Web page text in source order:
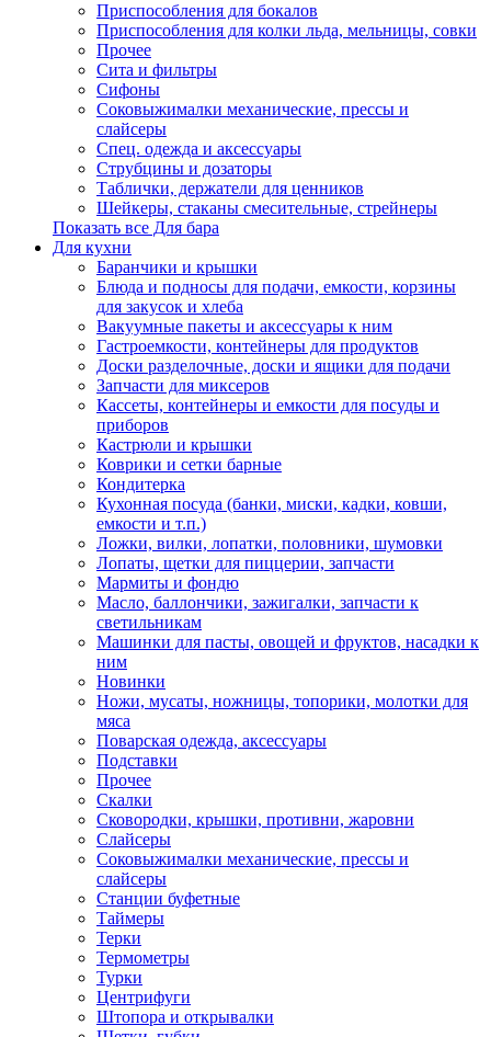
Приспособления для бокалов
Приспособления для колки льда, мельницы, совки
Прочее
Сита и фильтры
Сифоны
Соковыжималки механические, прессы и
слайсеры
Спец. одежда и аксессуары
Струбцины и дозаторы
Таблички, держатели для ценников
Шейкеры, стаканы смесительные, стрейнеры
Показать все Для бара
Для кухни
Баранчики и крышки
Блюда и подносы для подачи, емкости, корзины
для закусок и хлеба
Вакуумные пакеты и аксессуары к ним
Гастроемкости, контейнеры для продуктов
Доски разделочные, доски и ящики для подачи
Запчасти для миксеров
Кассеты, контейнеры и емкости для посуды и
приборов
Кастрюли и крышки
Коврики и сетки барные
Кондитерка
Кухонная посуда (банки, миски, кадки, ковши,
емкости и т.п.)
Ложки, вилки, лопатки, половники, шумовки
Лопаты, щетки для пиццерии, запчасти
Мармиты и фондю
Масло, баллончики, зажигалки, запчасти к
светильникам
Машинки для пасты, овощей и фруктов, насадки к
ним
Новинки
Ножи, мусаты, ножницы, топорики, молотки для
мяса
Поварская одежда, аксессуары
Подставки
Прочее
Скалки
Сковородки, крышки, противни, жаровни
Слайсеры
Соковыжималки механические, прессы и
слайсеры
Станции буфетные
Таймеры
Терки
Термометры
Турки
Центрифуги
Штопора и открывалки